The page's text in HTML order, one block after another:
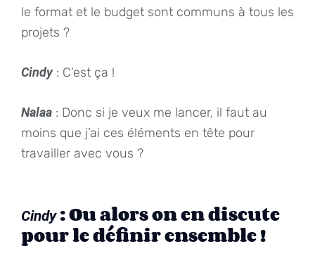
le format et le budget sont communs à tous les
projets ?
Cindy: C’est ça !
Nalaa : Donc si je veux me lancer, il faut au
moins que j’ai ces éléments en tête pour
travailler avec vous ?
Cindy: Ou alors on en discute
pour le définir ensemble !